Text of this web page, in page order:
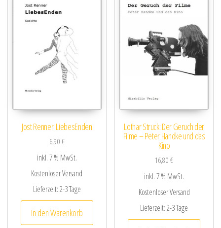
Jost Renner: LiebesEnden
6,90€
inkl. 7 % MwSt.
Kostenloser Versand
Lieferzeit:2-3 Tage
In den Warenkorb
Lothar Struck: Der Geruch der
Filme – Peter Handke und das
Kino
16,80€
inkl. 7 % MwSt.
Kostenloser Versand
Lieferzeit:2-3 Tage